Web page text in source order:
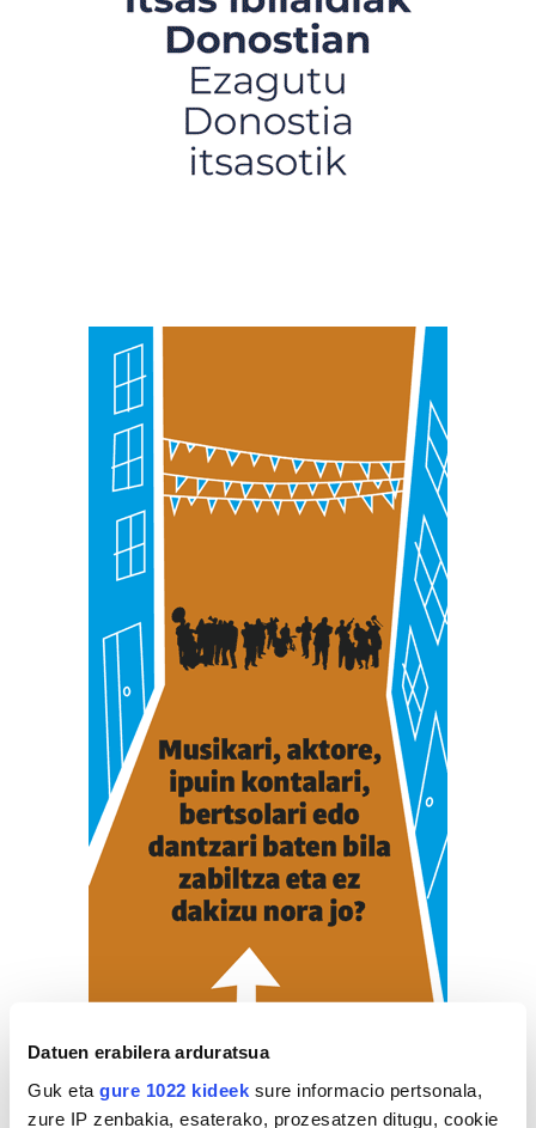
Datuen erabilera arduratsua
Guk eta gure 1022 kideek sure informacio pertsonala,
zure IP zenbakia, esaterako, prozesatzen ditugu, cookie
ZERBITZU GIDA